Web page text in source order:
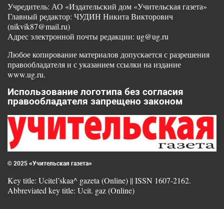
Учредитель: АО «Издательский дом «Учительская газета»
Главный редактор: ЧУДИН Никита Викторович
(nikvik87@mail.ru)
Адрес электронной почты редакции: ug@ug.ru
Любое копирование материалов допускается с разрешения
правообладателя и с указанием ссылки на издание
www.ug.ru.
Использование логотипа без согласия
правообладателя запрещено законом
© 2025 «Учительская газета»
Key title: Ucitel’skaa^ gazeta (Online) || ISSN 1607-2162.
Abbreviated key title: Ucit. gaz (Online)